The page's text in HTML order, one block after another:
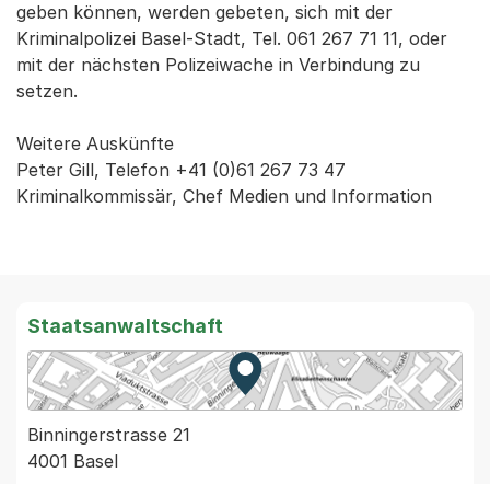
geben können, werden gebeten, sich mit der
Kriminalpolizei Basel-Stadt, Tel. 061 267 71 11, oder
mit der nächsten Polizeiwache in Verbindung zu
setzen.
Weitere Auskünfte
Peter Gill, Telefon +41 (0)61 267 73 47
Kriminalkommissär, Chef Medien und Information
Staatsanwaltschaft
Zur Karte von MapBS.
Externer Link, wird in einem
Binningerstrasse 21
4001 Basel